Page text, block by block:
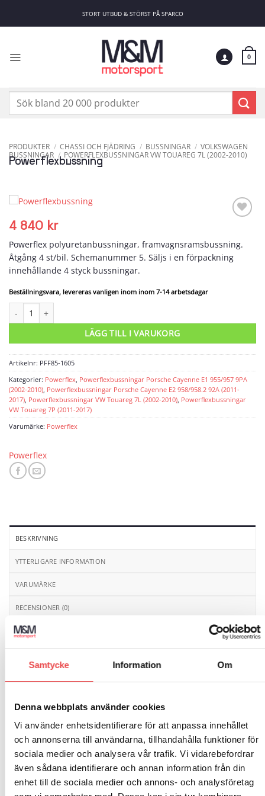
Samtycke Information Om
Denna webbplats använder cookies
Vi använder enhetsidentifierare för att anpassa innehållet
och annonserna till användarna, tillhandahålla funktioner för
sociala medier och analysera vår trafik. Vi vidarebefordrar
även sådana identifierare och annan information från din
enhet till de sociala medier och annons- och analysföretag
STORT UTBUD & STÖRST PÅ SPARCO
0
Sök
PRODUKTER / CHASSI OCH FJÄDRING / BUSSNINGAR / VOLKSWAGEN
BUSSNINGAR / POWERFLEXBUSSNINGAR VW TOUAREG 7L (2002-2010)
Powerflexbussning
4 840 kr
Powerflex polyuretanbussningar, framvagnsramsbussning.
Åtgång 4 st/bil. Schemanummer 5. Säljs i en förpackning
innehållande 4 styck bussningar.
Beställningsvara, levereras vanligen inom inom 7-14 arbetsdagar
LÄGG TILL I VARUKORG
Artikelnr: PFF85-1605
Kategorier: Powerflex, Powerflexbussningar Porsche Cayenne E1 955/957 9PA
(2002-2010), Powerflexbussningar Porsche Cayenne E2 958/958.2 92A (2011-
2017), Powerflexbussningar VW Touareg 7L (2002-2010), Powerflexbussningar
VW Touareg 7P (2011-2017)
Varumärke: Powerflex
Powerflex
BESKRIVNING
YTTERLIGARE INFORMATION
VARUMÄRKE
RECENSIONER (0)
Powerflex polyuretanbussningar, framvagnsramsbussning.
Åtgång 4 st/bil. Schemanummer 5. Säljs i en
förpackning innehållande 4 styck bussningar.
Passar till följande bilmodeller:
Porsche Cayenne E1 9PA (2002-2010)
Porsche Cayenne E2 92A (2011-2017)